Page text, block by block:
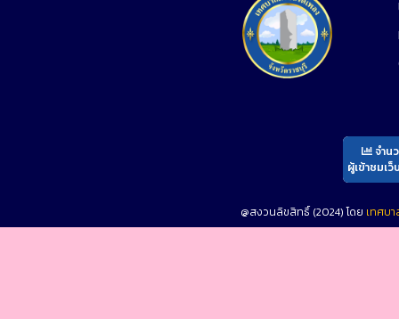
จำน
ผู้เข้าชมเว็
@สงวนลิขสิทธิ์ (2024) โดย เทศบ